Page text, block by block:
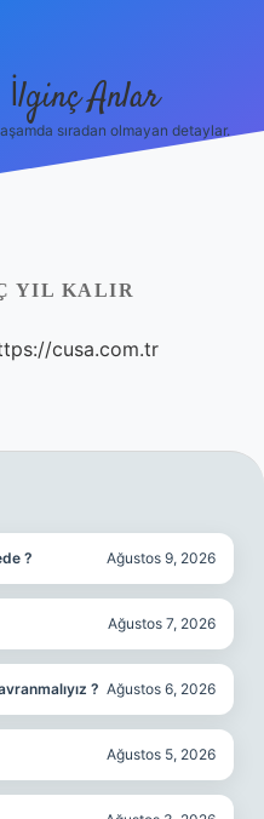
İlginç Anlar
sıradan olmayan detaylar.
YIL KALIR
cusa.com.tr
? Ağustos 9, 2026
Ağustos 7, 2026
? Ağustos 6, 2026
Ağustos 5, 2026